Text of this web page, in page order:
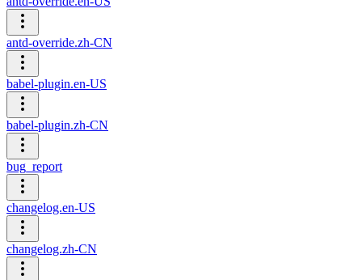
antd-override.zh-CN
babel-plugin.en-US
babel-plugin.zh-CN
bug_report
changelog.en-US
changelog.zh-CN